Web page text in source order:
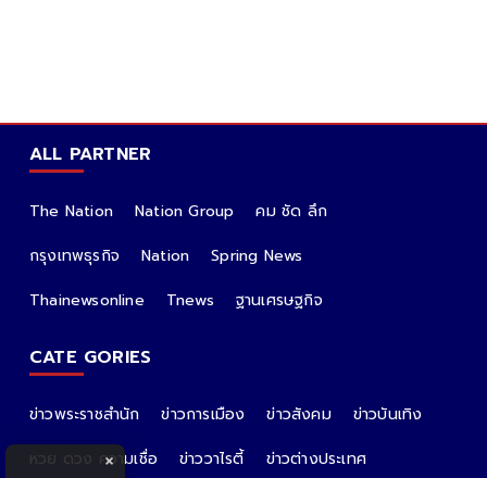
ALL PARTNER
The Nation Nation Group
คม ชัด ลึก
กรุงเทพธุรกิจ
Nation
Spring News
Thainewsonline
Tnews ฐานเศรษฐกิจ
CATE GORIES
ข่าวพระราชสำนัก ข่าวการเมือง ข่าวสังคม
ข่าวบันเทิง
หวย ดวง ความเชื่อ
ข่าววาไรตี้
ข่าวต่างประเทศ
×